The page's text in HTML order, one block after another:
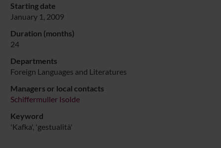
Starting date
January 1, 2009
Duration (months)
24
Departments
Foreign Languages and Literatures
Managers or local contacts
Schiffermuller Isolde
Keyword
'Kafka', 'gestualità'